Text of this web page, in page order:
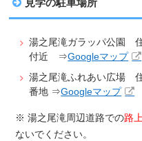
見学の駐車場所
湯之尾滝ガラッパ公園
付近 ⇒Googleマップ
湯之尾滝ふれあい広場
番地 ⇒Googleマップ
※ 湯之尾滝周辺道路での路
ないでください。